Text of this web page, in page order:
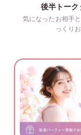
後半トーク
気になったお相手
っくり